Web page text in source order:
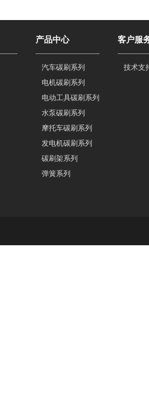
产品中心
汽车碳刷系列
电机碳刷系列
电动工具碳刷系列
水泵碳刷系列
摩托车碳刷系列
发电机碳刷系列
碳刷架系列
弹簧系列
客户服
技术支